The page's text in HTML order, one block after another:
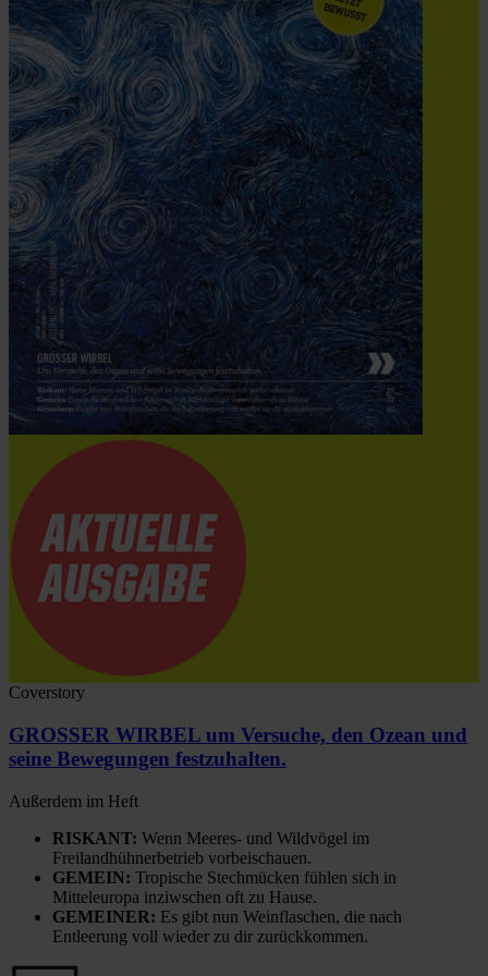
Coverstory
GROSSER WIRBEL um Versuche, den Ozean und
seine Bewegungen festzuhalten.
Außerdem im Heft
RISKANT: Wenn Meeres- und Wildvögel im
Freilandhühnerbetrieb vorbeischauen.
GEMEIN: Tropische Stechmücken fühlen sich in
Mitteleuropa inziwschen oft zu Hause.
GEMEINER: Es gibt nun Weinflaschen, die nach
Entleerung voll wieder zu dir zurückkommen.